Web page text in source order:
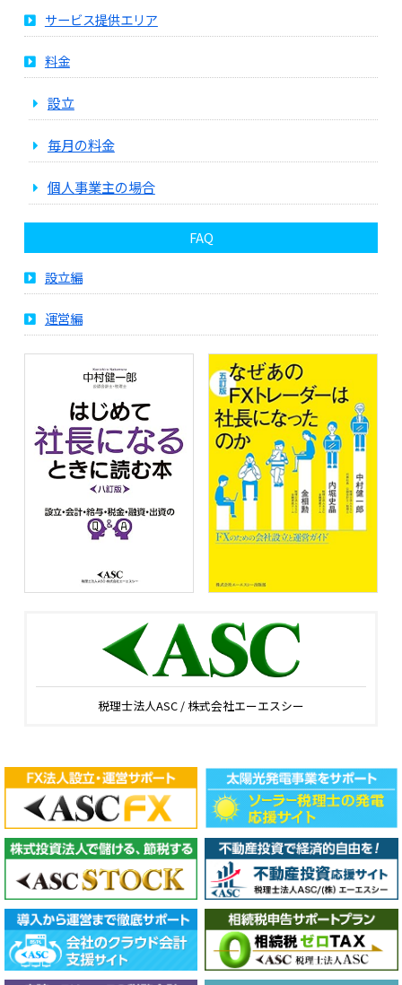
サービス提供エリア
料金
設立
毎月の料金
個人事業主の場合
FAQ
設立編
運営編
税理士法人ASC / 株式会社エーエスシー